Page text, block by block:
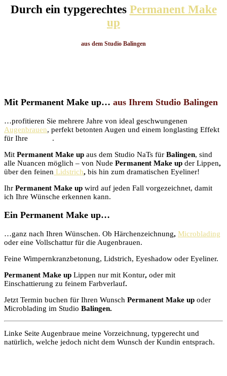
Durch ein typgerechtes Permanent Make
up
aus dem Studio Balingen
Mit Permanent Make up… aus Ihrem Studio Balingen
…profitieren Sie mehrere Jahre von ideal geschwungenen
Augenbrauen, perfekt betonten Augen und einem longlasting Effekt
für Ihre
.
Mit Permanent Make up aus dem Studio NaTs für Balingen, sind
alle Nuancen möglich – von Nude Permanent Make up der Lippen,
über den feinen Lidstrich, bis hin zum dramatischen Eyeliner!
Ihr Permanent Make up wird auf jeden Fall vorgezeichnet, damit
ich Ihre Wünsche erkennen kann.
Ein Permanent Make up…
…ganz nach Ihren Wünschen. Ob Härchenzeichnung, Microblading
oder eine Vollschattur für die Augenbrauen.
Feine Wimpernkranzbetonung, Lidstrich, Eyeshadow oder Eyeliner.
Permanent Make up Lippen nur mit Kontur, oder mit
Einschattierung zu feinem Farbverlauf.
Jetzt Termin buchen für Ihren Wunsch Permanent Make up oder
Microblading im Studio Balingen.
Linke Seite Augenbraue meine Vorzeichnung, typgerecht und
natürlich, welche jedoch nicht dem Wunsch der Kundin entsprach.